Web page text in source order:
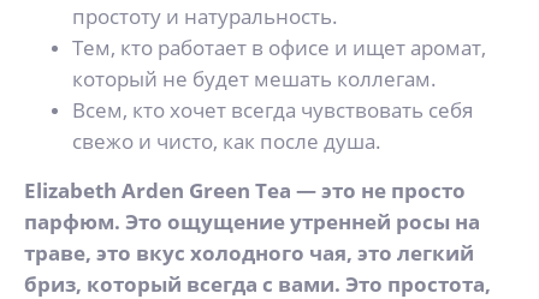
простоту и натуральность.
Тем, кто работает в офисе и ищет аромат,
который не будет мешать коллегам.
Всем, кто хочет всегда чувствовать себя
свежо и чисто, как после душа.
Elizabeth Arden Green Tea — это не просто
парфюм. Это ощущение утренней росы на
траве, это вкус холодного чая, это легкий
бриз, который всегда с вами. Это простота,